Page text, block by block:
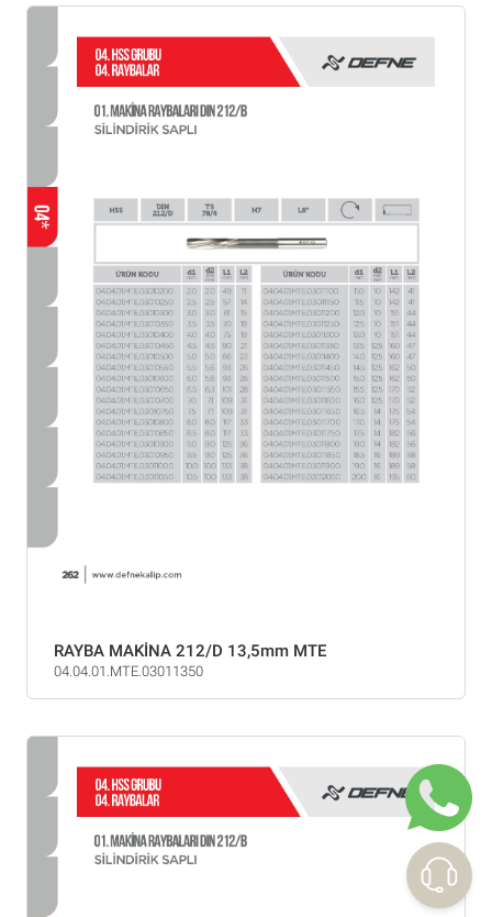
RAYBA MAKİNA 212/D 13,5mm MTE
04.04.01.MTE.03011350